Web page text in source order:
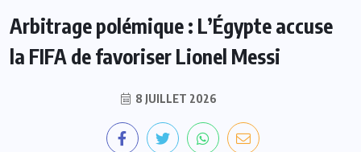
Arbitrage polémique : L’Égypte accuse
la FIFA de favoriser Lionel Messi
8 JUILLET 2026